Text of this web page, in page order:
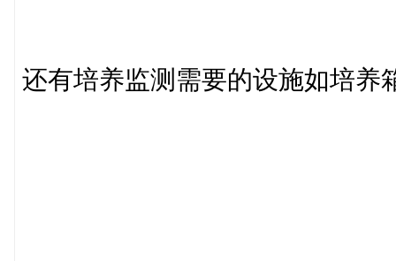
还有培养监测需要的设施如培养